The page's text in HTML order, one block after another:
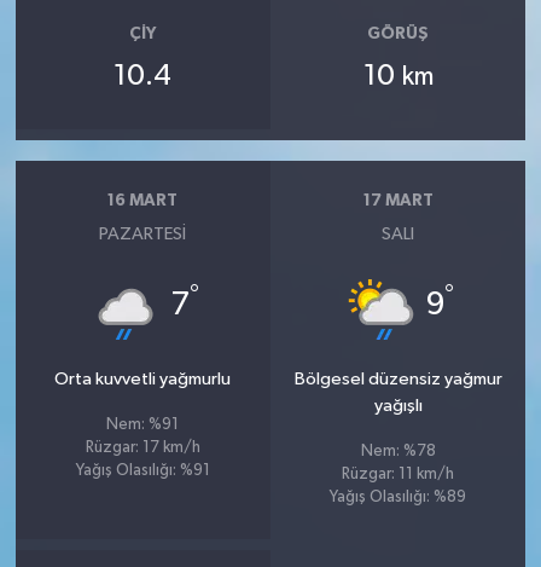
ÇIY
10.4
GÖRÜŞ
10 km
16 MART
PAZARTESI
7°
Orta kuvvetli yağmurlu
Nem: %91
Rüzgar: 17 km/h
Yağış Olasılığı: %91
17 MART
SALI
9°
Bölgesel düzensiz yağmur
yağışlı
Nem: %78
Rüzgar: 11 km/h
Yağış Olasılığı: %89